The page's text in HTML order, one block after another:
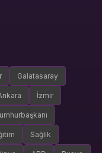
Galatasaray
İzmir
Sağlık